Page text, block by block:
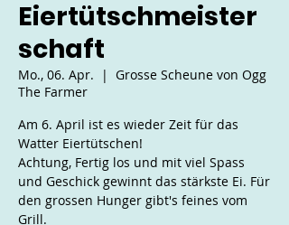
Eiertütschmeister
schaft
Mo., 06. Apr.
  |
Grosse Scheune von Ogg
The Farmer
Am 6. April ist es wieder Zeit für das
Watter Eiertütschen!
Achtung, Fertig los und mit viel Spass
und Geschick gewinnt das stärkste Ei. Für
den grossen Hunger gibt's feines vom
Grill.